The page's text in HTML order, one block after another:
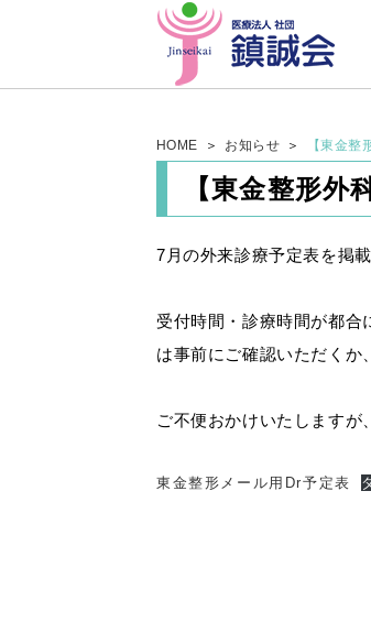
HOME お知らせ 【東金
【東金整形外
7月の外来診療予定表を掲載
受付時間・診療時間が都合
は事前にご確認いただくか
ご不便おかけいたしますが
東金整形メール用Dr予定表